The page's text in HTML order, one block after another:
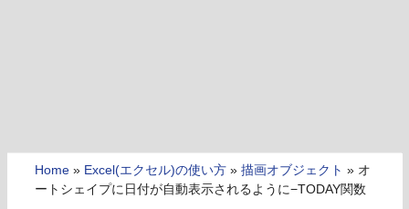
Home » Excel(エクセル)の使い方 » 描画オブジェクト » オ
ートシェイプに日付が自動表示されるように−TODAY関数